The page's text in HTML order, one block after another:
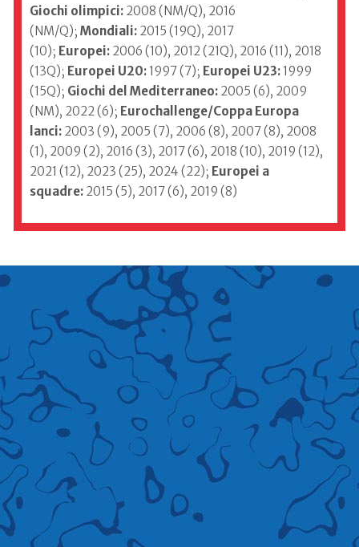
Giochi olimpici: 2008 (NM/Q), 2016
(NM/Q); Mondiali: 2015 (19Q), 2017
(10); Europei: 2006 (10), 2012 (21Q), 2016 (11), 2018
(13Q); Europei U20:1997 (7); Europei U23:1999
(15Q); Giochi del Mediterraneo: 2005 (6), 2009
(NM), 2022 (6); Eurochallenge/Coppa Europa
lanci: 2003 (9), 2005 (7), 2006 (8), 2007 (8), 2008
(1), 2009 (2), 2016 (3), 2017 (6), 2018 (10), 2019 (12),
2021 (12), 2023 (25), 2024 (22); Europei a
squadre: 2015 (5), 2017 (6), 2019 (8)